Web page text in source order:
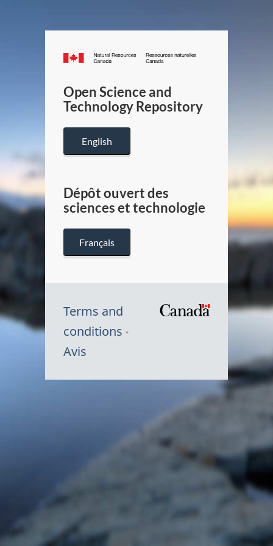
Canada.ca
/
Canada
Open Science and
Technology Repository
English
Dépôt ouvert des
sciences et technologie
Français
Terms and
conditions
Avis
du